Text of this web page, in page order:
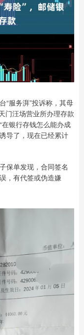
“服务湃”投诉称，其母
门汪场营业所办理存款
银行存钱怎么能办成
导了，现在已经累计
保单发现，合同签名
，有代签或伪造嫌